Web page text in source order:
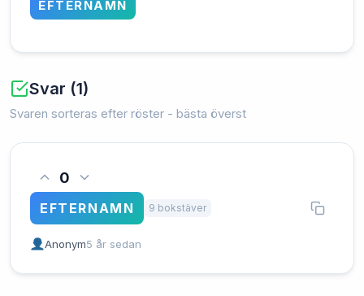
EFTERNAMN
Svar (1)
Svaren sorteras efter röster - bästa överst
0
EFTERNAMN 9 bokstäver
Anonym5 år sedan